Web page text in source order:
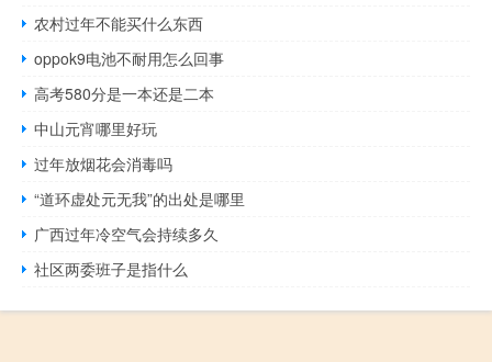
农村过年不能买什么东西
oppok9电池不耐用怎么回事
高考580分是一本还是二本
中山元宵哪里好玩
过年放烟花会消毒吗
“道环虚处元无我”的出处是哪里
广西过年冷空气会持续多久
社区两委班子是指什么